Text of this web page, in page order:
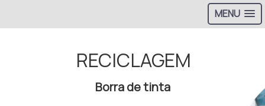
MENU
RECICLAGEM
Borra de tinta